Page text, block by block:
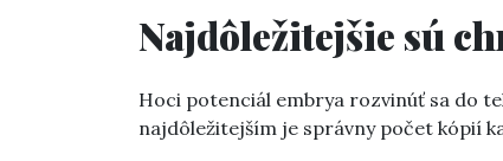
Najdôležitejšie sú
Hoci potenciál embrya rozvinúť sa do
najdôležitejším je správny počet kópií